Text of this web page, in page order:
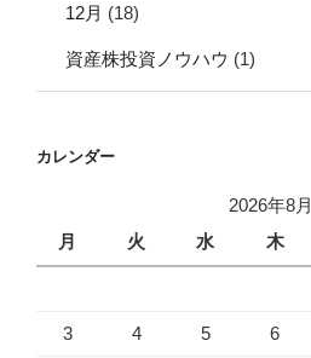
12月 (18)
資産株投資ノウハウ (1)
カレンダー
2026年8月
月
火 水 木
3 4 5 6